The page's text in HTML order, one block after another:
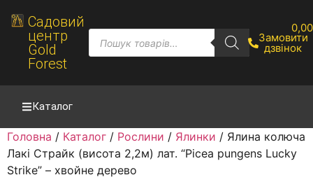
Садовий
центр
Gold
Forest
Замовити
дзвінок
Каталог
Головна / Каталог / Рослини / Ялинки / Ялина колюча
Лакі Страйк (висота 2,2м) лат. “Picea pungens Lucky
Strike” – хвойне дерево